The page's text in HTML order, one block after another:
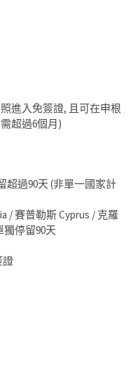
進入免簽證, 且可在申根
超過6個月)
超過90天 (非單一國家計
/ 賽普勒斯 Cyprus / 克羅
獨停留90天
證